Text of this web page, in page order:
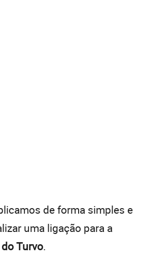
de forma simples e
uma ligação para a
Turvo.